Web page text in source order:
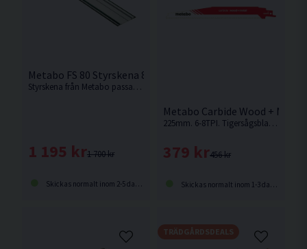
Metabo FS 80 Styrskena 800mm
Styrskena från Metabo passande cirkelsågarna KS 18 LTX 66 BL, KS 18 LTX 57, KS 66 FS
1 700 kr
1 195 kr
Skickas normalt inom 2-5 dagar
Metabo Carbide Wood +
225mm. 6-8TPI. Tigersågsblad från Metabo lämpligt för rivningsarbete kring trä innehållande metall och spik.
456 kr
379 kr
Skickas normalt inom 1-3 dagar
TRÄDGÅRDSDEALS